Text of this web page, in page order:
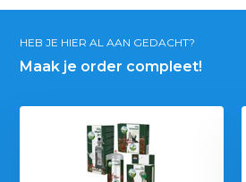
HEB JE HIER AL AAN GEDACHT?
Maak je order compleet!